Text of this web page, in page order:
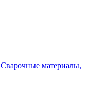
Сварочные материалы,